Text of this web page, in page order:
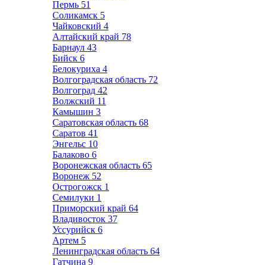
Пермь 51
Соликамск 5
Чайковский 4
Алтайский край 78
Барнаул 43
Бийск 6
Белокуриха 4
Волгоградская область 72
Волгоград 42
Волжский 11
Камышин 3
Саратовская область 68
Саратов 41
Энгельс 10
Балаково 6
Воронежская область 65
Воронеж 52
Острогожск 1
Семилуки 1
Приморский край 64
Владивосток 37
Уссурийск 6
Артем 5
Ленинградская область 64
Гатчина 9